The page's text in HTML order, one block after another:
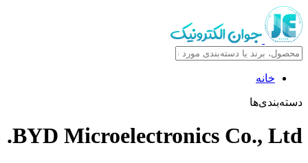
خانه
دسته‌بندی‌ها
BYD Microelectronics Co., Ltd.